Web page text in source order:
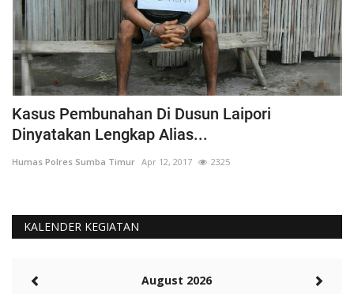
Kasus Pembunahan Di Dusun Laipori
Dinyatakan Lengkap Alias...
Humas Polres Sumba Timur Apr 12, 2017 2325
KALENDER KEGIATAN
August 2026